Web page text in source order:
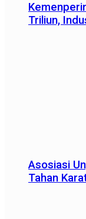
Triliun,
Asosiasi
Tahan